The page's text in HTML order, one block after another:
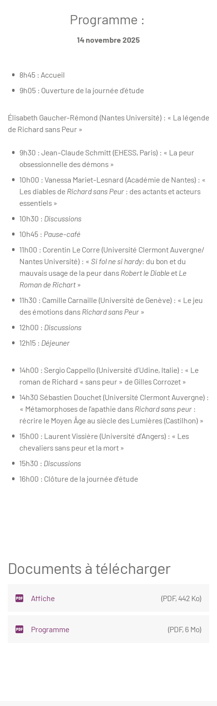
Programme :
14 novembre 2025
8h45 : Accueil
9h05 : Ouverture de la journée d’étude
Élisabeth Gaucher-Rémond (Nantes Université) : « La légende
de Richard sans Peur »
9h30 : Jean-Claude Schmitt (EHESS, Paris) : « La peur
obsessionnelle des démons »
10h00 : Vanessa Mariet-Lesnard (Académie de Nantes) : «
Les diables de Richard sans Peur : des actants et acteurs
essentiels »
10h30 : Discussions
10h45 : Pause-café
11h00 : Corentin Le Corre (Université Clermont Auvergne/
Nantes Université) : « Si fol ne si hardy: du bon et du
mauvais usage de la peur dans Robert le Diableet Le
Roman de Richart»
11h30 : Camille Carnaille (Université de Genève) : « Le jeu
des émotions dans Richard sans Peur »
12h00 : Discussions
12h15 : Déjeuner
14h00 : Sergio Cappello (Université d’Udine, Italie) : « Le
roman de Richard « sans peur » de Gilles Corrozet »
14h30 Sébastien Douchet (Université Clermont Auvergne) :
« Métamorphoses de l’apathie dans Richard sans peur :
récrire le Moyen Âge au siècle des Lumières (Castilhon) »
15h00 : Laurent Vissière (Université d’Angers) : « Les
chevaliers sans peur et la mort »
15h30 : Discussions
16h00 : Clôture de la journée d’étude
Documents à télécharger
Affiche (PDF,442 Ko)
Programme (PDF, 6 Mo)